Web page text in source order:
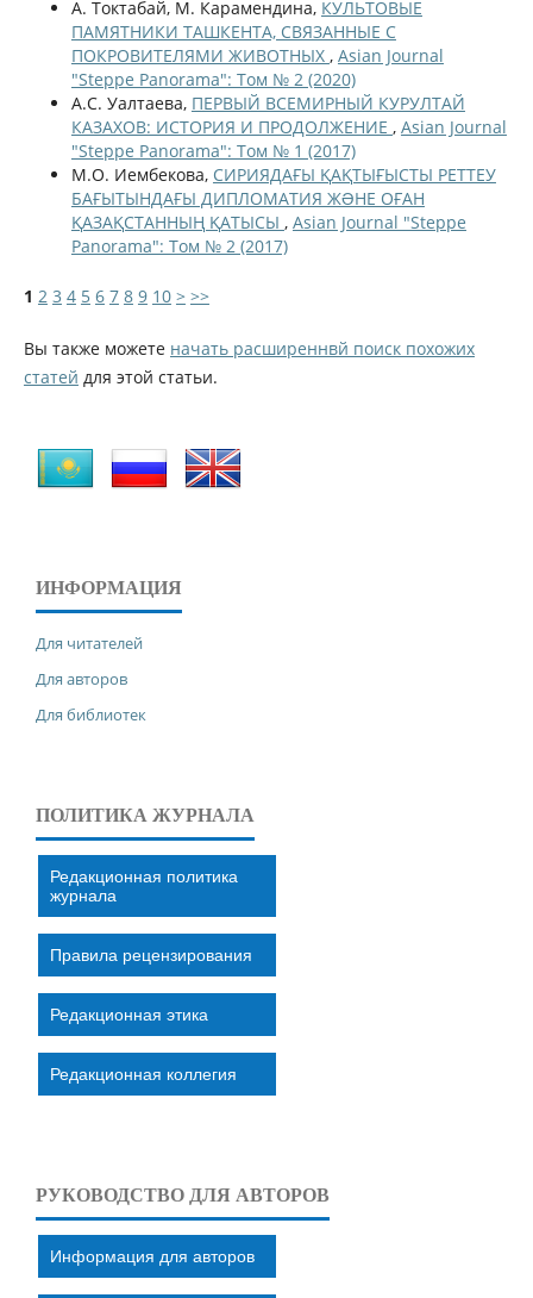
А. Токтабай, М. Карамендина, КУЛЬТОВЫЕ
ПАМЯТНИКИ ТАШКЕНТА, СВЯЗАННЫЕ С
ПОКРОВИТЕЛЯМИ ЖИВОТНЫХ , Asian Journal
"Steppe Panorama": Том № 2 (2020)
А.С. Уалтаева, ПЕРВЫЙ ВСЕМИРНЫЙ КУРУЛТАЙ
КАЗАХОВ: ИСТОРИЯ И ПРОДОЛЖЕНИЕ , Asian Journal
"Steppe Panorama": Том № 1 (2017)
М.О. Иембекова, СИРИЯДАҒЫ ҚАҚТЫҒЫСТЫ РЕТТЕУ
БАҒЫТЫНДАҒЫ ДИПЛОМАТИЯ ЖƏНЕ ОҒАН
ҚАЗАҚСТАННЫҢ ҚАТЫСЫ , Asian Journal "Steppe
Panorama": Том № 2 (2017)
1 2 3 4 5 6 7 8 9 10 > >>
Вы также можете начать расширеннвй поиск похожих
статей для этой статьи.
ИНФОРМАЦИЯ
Для читателей
Для авторов
Для библиотек
ПОЛИТИКА ЖУРНАЛА
Редакционная политика
журнала
Правила рецензирования
Редакционная этика
Редакционная коллегия
РУКОВОДСТВО ДЛЯ АВТОРОВ
Информация для авторов